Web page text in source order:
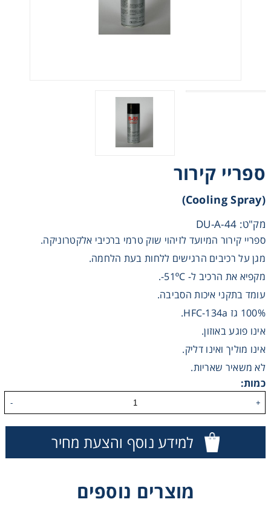
ספריי קירור
(cooling Spray)
מק"ט: DU-A-44
ספריי קירור המיועד לזיהוי שוק טרמי ברכיבי אלקטרוניקה.
מגן על רכיבים הרגישים ללחות בעת הלחמה.
מקפיא את הרכיב ל- 51ºC-.
עומד בתקני איכות הסביבה.
100% גז HFC-134a.
אינו פוגע באוזון.
אינו מוליך ואינו דליק.
לא משאיר שאריות.
כמות:
+
-
למידע נוסף והצעת מחיר
מוצרים נוספים
Shaking & Stirring
Storage
Thermometry
Washing
Chromatography
Lab Essentials
Filtration
Glassware
Liquid Handling
Plasticware